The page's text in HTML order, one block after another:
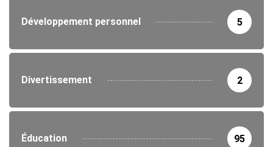
Développement personnel 5
Divertissement 2
Éducation 95